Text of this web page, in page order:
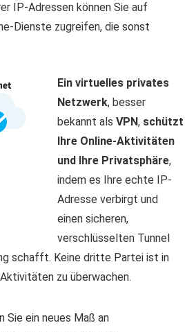
IP-Adressen können Sie auf
Dienste zugreifen, die sonst
Ein virtuelles privates
Netzwerk, besser
bekannt als VPN, schützt
Ihre Online-Aktivitäten
und Ihre Privatsphäre,
indem es Ihre echte IP-
Adresse verbirgt und
einen sicheren,
verschlüsselten Tunnel
schafft. Keine dritte Partei ist in
zu überwachen.
Sie ein neues Maß an